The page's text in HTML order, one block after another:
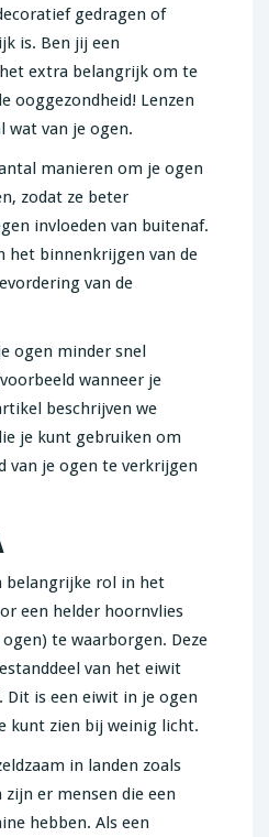
gedragen of
is. Ben jij een
extra belangrijk om te
ooggezondheid! Lenzen
wat van je ogen.
manieren om je ogen
zodat ze beter
invloeden van buitenaf.
het binnenkrijgen van de
van de
ogen minder snel
wanneer je
beschrijven we
je kunt gebruiken om
van je ogen te verkrijgen
belangrijke rol in het
een helder hoornvlies
te waarborgen. Deze
van het eiwit
Dit is een eiwit in je ogen
kunt zien bij weinig licht.
in landen zoals
er mensen die een
hebben. Als een